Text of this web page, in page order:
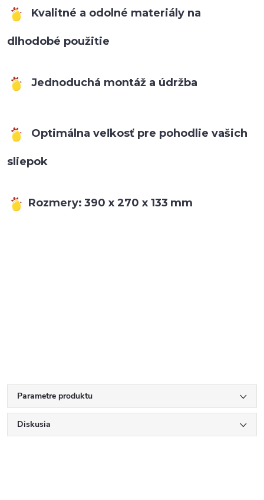
Kvalitné a odolné materiály na
dlhodobé použitie
Jednoduchá montáž a údržba
Optimálna veľkosť pre pohodlie vašich
sliepok
Rozmery: 390 x 270 x 133 mm
Parametre produktu
Diskusia